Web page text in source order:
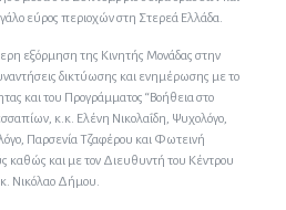
εύρος περιοχών στη Στερεά Ελλάδα.
εξόρμηση της Κινητής Μονάδας στην
δικτύωσης και ενημέρωσης με το
και του Προγράμματος “Βοήθεια στο
κ.κ. Ελένη Νικολαΐδη, Ψυχολόγο,
Παρσενία Τζαφέρου και Φωτεινή
καθώς και με τον Διευθυντή του Κέντρου
κ. Νικόλαο Δήμου.